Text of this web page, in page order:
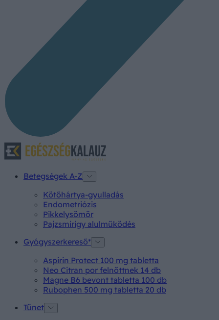
Betegségek A-Z
Kötőhártya-gyulladás
Endometriózis
Pikkelysömör
Pajzsmirigy alulműködés
Gyógyszerkereső*
Aspirin Protect 100 mg tabletta
Neo Citran por felnőttnek 14 db
Magne B6 bevont tabletta 100 db
Rubophen 500 mg tabletta 20 db
Tünet